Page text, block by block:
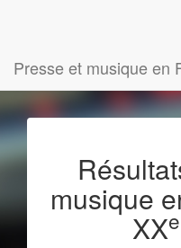
Presse et musique en
musique
XXe